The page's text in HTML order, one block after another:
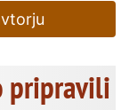
pripravili